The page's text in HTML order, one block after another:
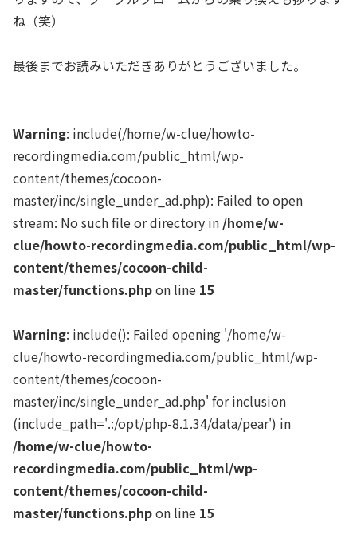
ね（笑）
最後までお読みいただきありがとうございました。
Warning: include(/home/w-clue/howto-
recordingmedia.com/public_html/wp-
content/themes/cocoon-
master/inc/single_under_ad.php): Failed to open
stream: No such file or directory in /home/w-
clue/howto-recordingmedia.com/public_html/wp-
content/themes/cocoon-child-
master/functions.phpon line 15
Warning: include(): Failed opening '/home/w-
clue/howto-recordingmedia.com/public_html/wp-
content/themes/cocoon-
master/inc/single_under_ad.php' for inclusion
(include_path='.:/opt/php-8.1.34/data/pear') in
/home/w-clue/howto-
recordingmedia.com/public_html/wp-
content/themes/cocoon-child-
master/functions.phpon line 15